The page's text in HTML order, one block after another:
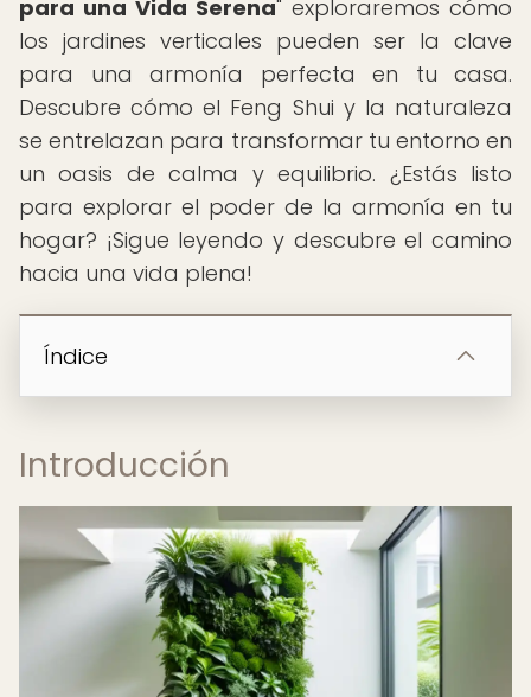
para una Vida Serena" exploraremos cómo
los jardines verticales pueden ser la clave
para una armonía perfecta en tu casa.
Descubre cómo el Feng Shui y la naturaleza
se entrelazan para transformar tu entorno en
un oasis de calma y equilibrio. ¿Estás listo
para explorar el poder de la armonía en tu
hogar? ¡Sigue leyendo y descubre el camino
hacia una vida plena!
Índice
Introducción